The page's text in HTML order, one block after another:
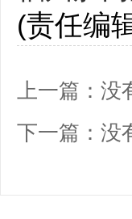
(责任编
上一篇：没
下一篇：没